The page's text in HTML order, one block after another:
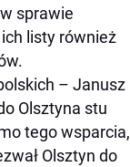
sprawie
listy również
– Janusz
Olsztyna stu
tego wsparcia,
Olsztyn do